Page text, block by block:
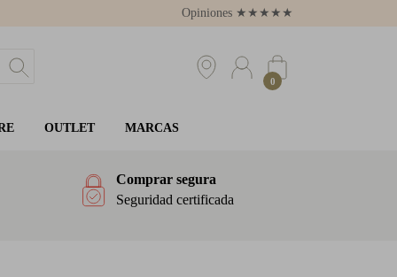
Opiniones ★ ★ ★ ★ ★
0
OUTLET MARCAS
Comprar segura
Seguridad certificada